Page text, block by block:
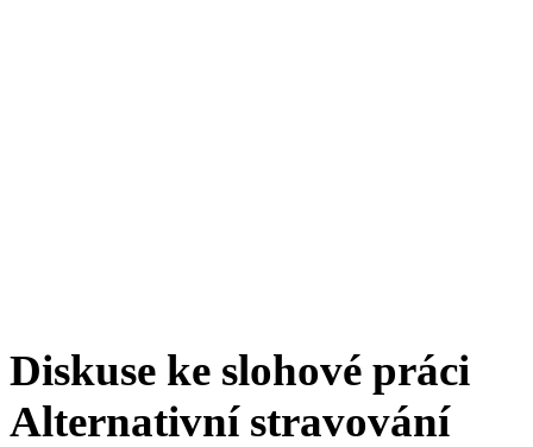
Diskuse ke slohové práci
Alternativní stravování